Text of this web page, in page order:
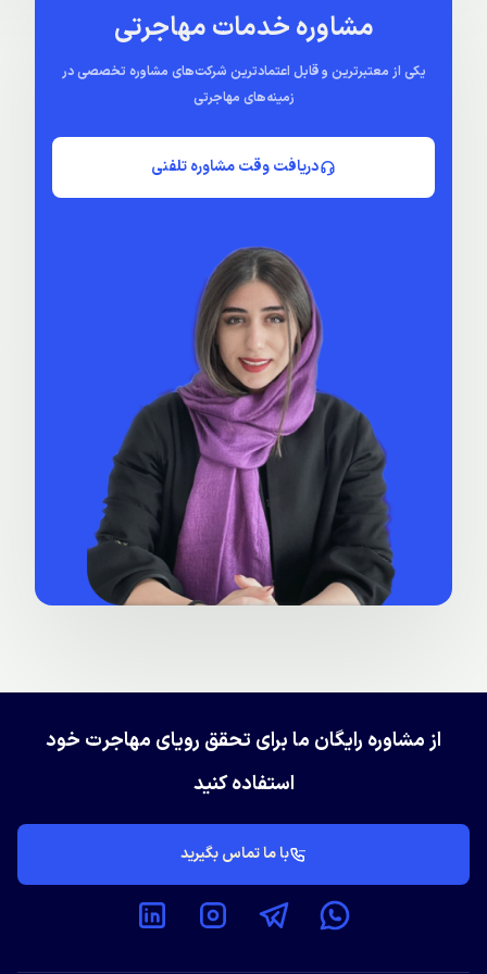
مشاوره خدمات مهاجرتی
یکی از معتبرترین و قابل اعتمادترین شرکت‌های مشاوره تخصصی در
زمینه‌های مهاجرتی
دریافت وقت مشاوره تلفنی
از مشاوره رایگان ما برای تحقق رویای مهاجرت خود
استفاده کنید
با ما تماس بگیرید